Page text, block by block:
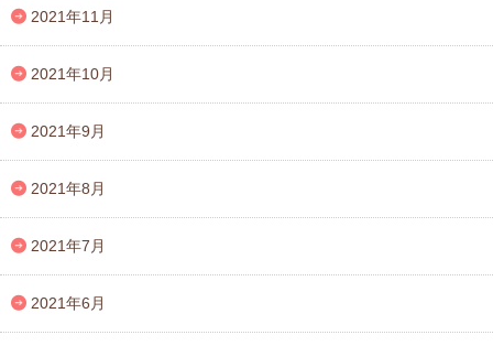
2021年11月
2021年10月
2021年9月
2021年8月
2021年7月
2021年6月